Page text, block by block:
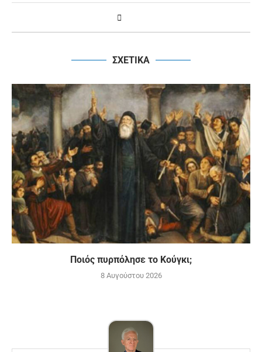
ΣΧΕΤΙΚΑ
Ποιός πυρπόλησε το Κούγκι;
8 Αυγούστου 2026